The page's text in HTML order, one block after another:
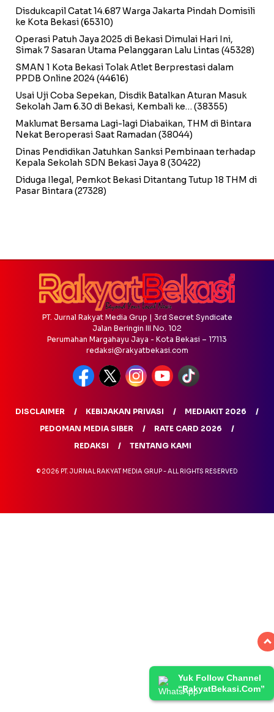
Disdukcapil Catat 14.687 Warga Jakarta Pindah Domisili
ke Kota Bekasi(65310)
Operasi Patuh Jaya 2025 di Bekasi Dimulai Hari Ini,
Simak 7 Sasaran Utama Pelanggaran Lalu Lintas (45328)
SMAN 1 Kota Bekasi Tolak Atlet Berprestasi dalam
PPDB Online 2024(44616)
Usai Uji Coba Sepekan, Disdik Batalkan Aturan Masuk
Sekolah Jam 6.30 di Bekasi, Kembali ke… (38355)
Maklumat Bersama Lagi-lagi Diabaikan, THM di Bintara
Nekat Beroperasi Saat Ramadan (38044)
Dinas Pendidikan Jatuhkan Sanksi Pembinaan terhadap
Kepala Sekolah SDN Bekasi Jaya 8 (30422)
Diduga Ilegal, Pemkot Bekasi Ditantang Tutup 18 THM di
Pasar Bintara (27328)
Yuk Follow Channel
“RakyatBekasi.Com”
PT. Jurnal Rakyat Media Grup | 3rd Secret Syndicate
Jalan Beringin III No. 102
Perumahan Margahayu Jaya - Kota Bekasi – 17113
redaksi@rakyatbekasi.com
DISCLAIMER KEBIJAKAN PRIVASI
MEDIAKIT 2026
PEDOMAN MEDIA SIBER
RATE CARD 2026
REDAKSI
TENTANG KAMI
© 2026 PT. JURNAL RAKYAT MEDIA GRUP - ALL RIGHTS RESERVED